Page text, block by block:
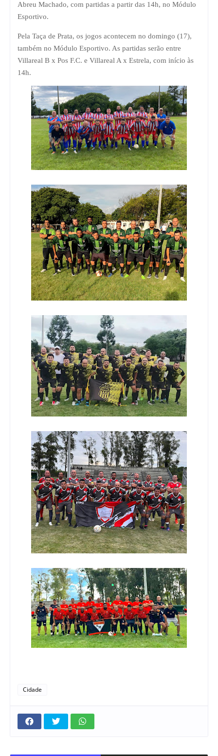
Abreu Machado, com partidas a partir das 14h, no Módulo
Esportivo.
Pela Taça de Prata, os jogos acontecem no domingo (17),
também no Módulo Esportivo. As partidas serão entre
Villareal B x Pos F.C. e Villareal A x Estrela, com início às
14h.
Cidade